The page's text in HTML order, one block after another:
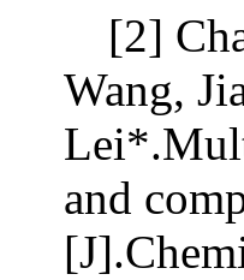
[2]
Wang,
and